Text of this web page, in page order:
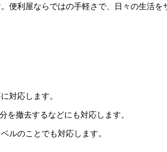
便利屋ならではの手軽さで、日々の生活を
対応します。
を撤去するなどにも対応します。
ルのことでも対応します。